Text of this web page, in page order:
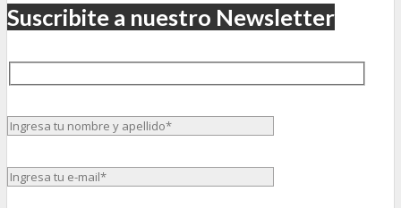
Suscribite a nuestro Newsletter